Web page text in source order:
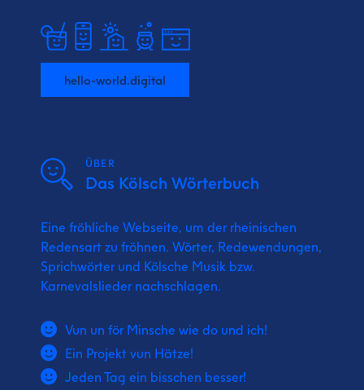
hello-world.digital
ÜBER
Das Kölsch Wörterbuch
Eine fröhliche Webseite, um der rheinischen
Redensart zu fröhnen. Wörter, Redewendungen,
Sprichwörter und Kölsche Musik bzw.
Karnevalslieder nachschlagen.
Vun un för Minsche wie do und ich!
Ein Projekt vun Hätze!
Jeden Tag ein bisschen besser!